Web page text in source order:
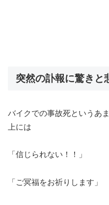
突然の訃報に驚きと
バイクでの事故死というあ
上には
「信じられない！！」
「ご冥福をお祈りします」